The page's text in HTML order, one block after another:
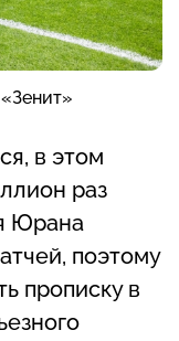
в этом
раз
Юрана
поэтому
прописку в